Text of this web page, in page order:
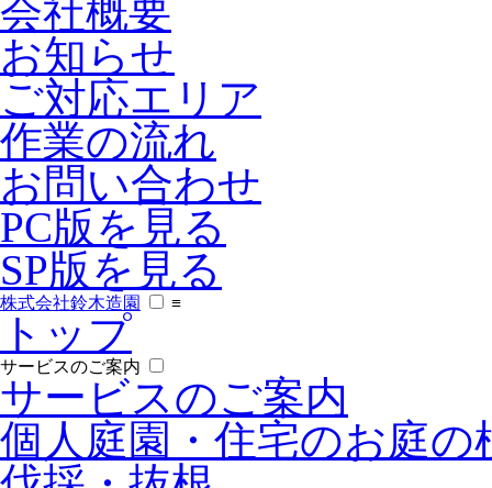
会社概要
お知らせ
ご対応エリア
作業の流れ
お問い合わせ
PC版を見る
SP版を見る
株式会社鈴木造園 ≡
トップ
サービスのご案内
サービスのご案内
個人庭園・住宅のお庭の